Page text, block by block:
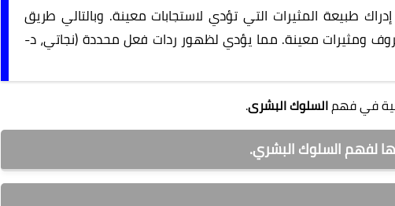
طبيعة المثيرات التي تؤدي لاستجابات معينة. وبالتالي طريق
ومثيرات معينة. مما يؤدي لظهور ردات فعل محددة (نجاتي، د-
في فهمالسلوك البشرى.
لفهم السلوك البشري.